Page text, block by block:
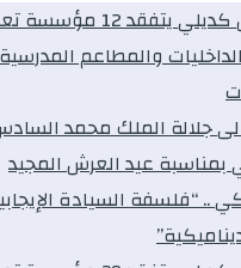
الدكتور نوفل كديلي
والمطاعم
جلالة الملك محمد
عيد العرش المجيد
.. “فلسفة السيادة